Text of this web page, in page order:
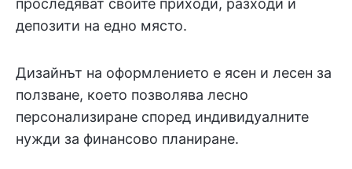
проследяват своите приходи, разходи и
депозити на едно място.
Дизайнът на оформлението е ясен и лесен за
ползване, което позволява лесно
персонализиране според индивидуалните
нужди за финансово планиране.